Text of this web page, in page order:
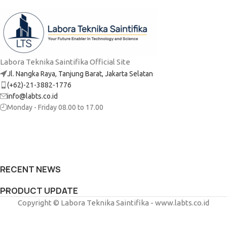
Labora Teknika Saintifika Official Site
Jl. Nangka Raya, Tanjung Barat, Jakarta Selatan
(+62)-21-3882-1776
info@labts.co.id
Monday - Friday 08.00 to 17.00
RECENT NEWS
PRODUCT UPDATE
Copyright © Labora Teknika Saintifika - www.labts.co.id